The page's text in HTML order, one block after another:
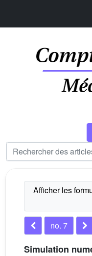
no. 7
Simulation